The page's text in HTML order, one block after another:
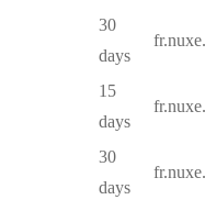
30
days
15
days
30
days